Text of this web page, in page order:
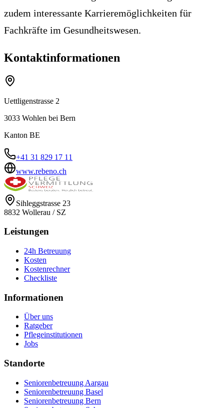
zudem interessante Karrieremöglichkeiten für
Fachkräfte im Gesundheitswesen.
Kontaktinformationen
Uettligenstrasse 2
3033 Wohlen bei Bern
Kanton BE
+41 31 829 17 11
www.rebeno.ch
Sihleggstrasse 23
8832 Wollerau / SZ
Leistungen
24h Betreuung
Kosten
Kostenrechner
Checkliste
Informationen
Über uns
Ratgeber
Pflegeinstitutionen
Jobs
Standorte
Seniorenbetreuung Aargau
Seniorenbetreuung Basel
Seniorenbetreuung Bern